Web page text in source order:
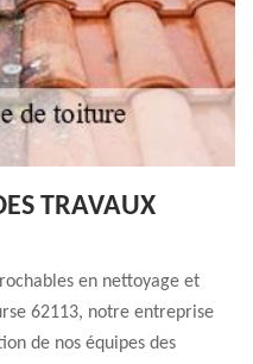
TRAVAUX
en nettoyage et
62113, notre entreprise
de nos équipes des